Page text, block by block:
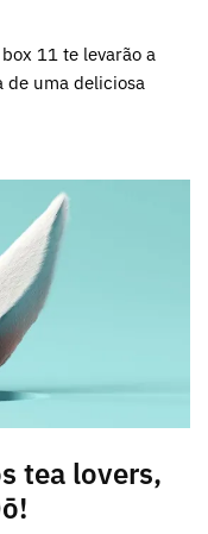
11 te levarão a
de uma deliciosa
tea lovers,